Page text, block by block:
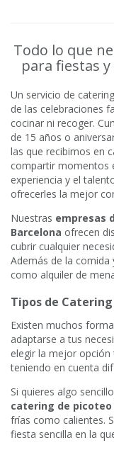
Todo lo que
para fiestas
Un servicio de
de las celebraciones
cocinar ni recoger.
de 15 años o
las que recibimos en
compartir momentos
experiencia y el
ofrecerles la mejor
Nuestras empresas
Barcelona ofrecen
cubrir cualquier
Además de la comida
como alquiler de
Tipos de
Existen muchos
adaptarse a tus
elegir la mejor
teniendo en cuenta
Si quieres algo
catering de picoteo
frías como calientes.
fiesta sencilla en la